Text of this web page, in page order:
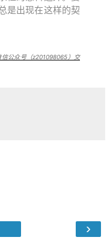
是出现在这样的契
公众号（z201098065）交
›